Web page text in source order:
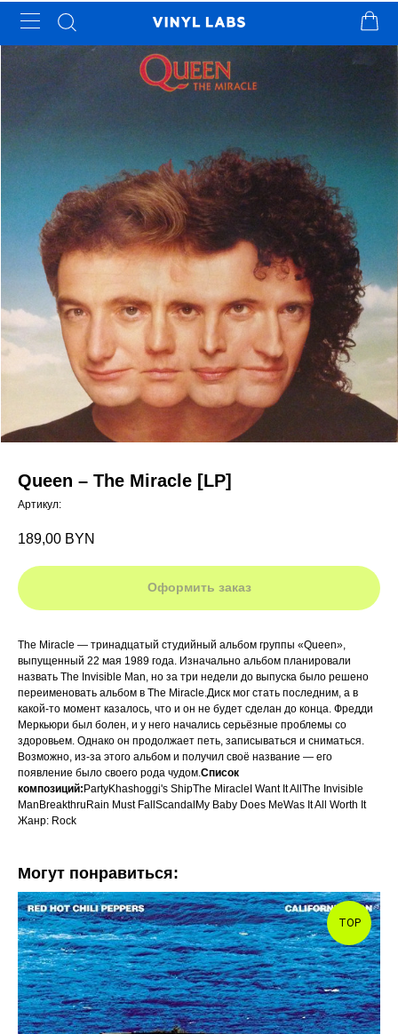
Queen ‎– The Miracle [LP]
Артикул:
189,00 BYN
Оформить заказ
The Miracle — тринадцатый студийный альбом группы «Queen»,
выпущенный 22 мая 1989 года. Изначально альбом планировали
назвать The Invisible Man, но за три недели до выпуска было решено
переименовать альбом в The Miracle.Диск мог стать последним, а в
какой-то момент казалось, что и он не будет сделан до конца. Фредди
Меркьюри был болен, и у него начались серьёзные проблемы со
здоровьем. Однако он продолжает петь, записываться и сниматься.
Возможно, из-за этого альбом и получил своё название — его
появление было своего рода чудом. Список
композиций:PartyKhashoggi's ShipThe MiracleI Want It AllThe Invisible
ManBreakthruRain Must FallScandalMy Baby Does MeWas It All Worth It
Жанр: Rock
Могут понравиться:
TOP